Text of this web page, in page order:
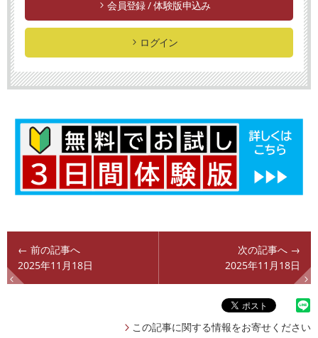
会員登録 / 体験版申込み
ログイン
← 前の記事へ
2025年11月18日
次の記事へ →
2025年11月18日
この記事に関する情報をお寄せください